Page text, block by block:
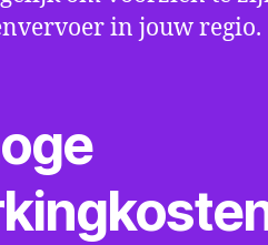
in jouw regio.